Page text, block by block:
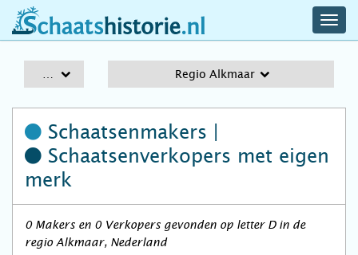
schaatshistorie.nl
Regio Alkmaar
Schaatsenmakers |
Schaatsenverkopers met eigen
merk
0 Makers en 0 Verkopers gevonden op letter D in de
regio Alkmaar, Nederland